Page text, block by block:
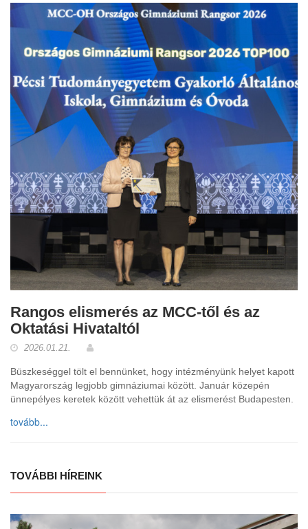
Rangos elismerés az MCC-től és az
Oktatási Hivataltól
2026.01.21.
Büszkeséggel tölt el bennünket, hogy intézményünk helyet kapott
Magyarország legjobb gimnáziumai között. Január közepén
ünnepélyes keretek között vehettük át az elismerést Budapesten.
tovább...
TOVÁBBI HÍREINK